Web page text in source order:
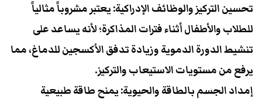
​تحسين التركيز والوظائف الإدراكية: يعتبر مشروباً مثالياً
للطلاب والأطفال أثناء فترات المذاكرة؛ لأنه يساعد على
تنشيط الدورة الدموية وزيادة تدفق الأكسجين للدماغ، مما
يرفع من مستويات الاستيعاب والتركيز.
​إمداد الجسم بالطاقة والحيوية: يمنح طاقة طبيعية